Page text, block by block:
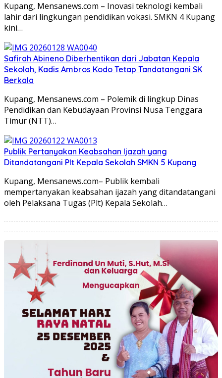
Kupang, Mensanews.com – Inovasi teknologi kembali
lahir dari lingkungan pendidikan vokasi. SMKN 4 Kupang
kini…
Safirah Abineno Diberhentikan dari Jabatan Kepala
Sekolah, Kadis Ambros Kodo Tetap Tandatangani SK
Berkala
Kupang, Mensanews.com – Polemik di lingkup Dinas
Pendidikan dan Kebudayaan Provinsi Nusa Tenggara
Timur (NTT)…
Publik Pertanyakan Keabsahan Ijazah yang
Ditandatangani Plt Kepala Sekolah SMKN 5 Kupang
Kupang, Mensanews.com– Publik kembali
mempertanyakan keabsahan ijazah yang ditandatangani
oleh Pelaksana Tugas (Plt) Kepala Sekolah…